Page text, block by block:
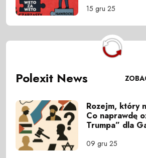
15 gru 25
Polexit News
Rozejm, który
Co naprawdę
Trumpa” dla
09 gru 25